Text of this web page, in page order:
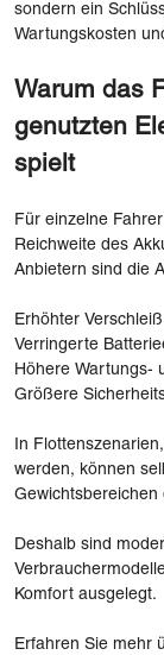
sondern ein
Wartungskosten
Warum das
genutzten
spielt
Für einzelne
Reichweite des
Anbietern sind die
Erhöhter
Verringerte
Höhere Wartungs-
Größere
In
werden, können
Gewichtsbereichen
Deshalb sind
Komfort ausgelegt.
Erfahren Sie mehr